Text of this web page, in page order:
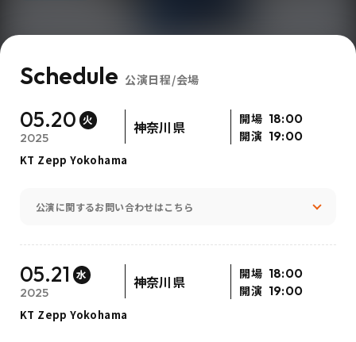
Schedule 公演日程/会場
05.20 火
2025
神奈川県 開場 18:00
開演 19:00
KT Zepp Yokohama
公演に関するお問い合わせはこちら
05.21 水
2025
神奈川県 開場 18:00
開演 19:00
KT Zepp Yokohama